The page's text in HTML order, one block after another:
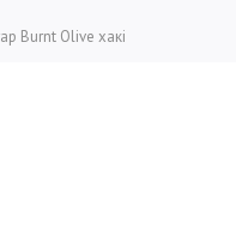
Burnt Olive хакі